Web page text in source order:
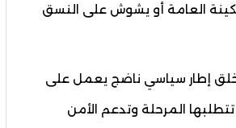
العامة أو يشوش على النسق
لخلق إطار سياسي ناضج يعمل على
المرحلة وتدعم الأمن